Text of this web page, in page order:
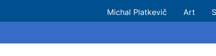
Michal Platkevič Art